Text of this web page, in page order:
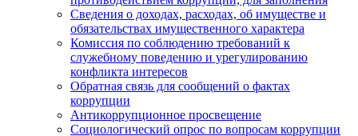
Сведения о доходах, расходах, об имуществе и
обязательствах имущественного характера
Комиссия по соблюдению требований к
служебному поведению и урегулированию
конфликта интересов
Обратная связь для сообщений о фактах
коррупции
Антикоррупционное просвещение
Социологический опрос по вопросам коррупции